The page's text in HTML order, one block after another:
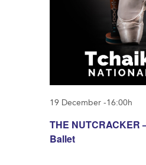
THE NUTCRACKER
Ballet
19 December -16:00h